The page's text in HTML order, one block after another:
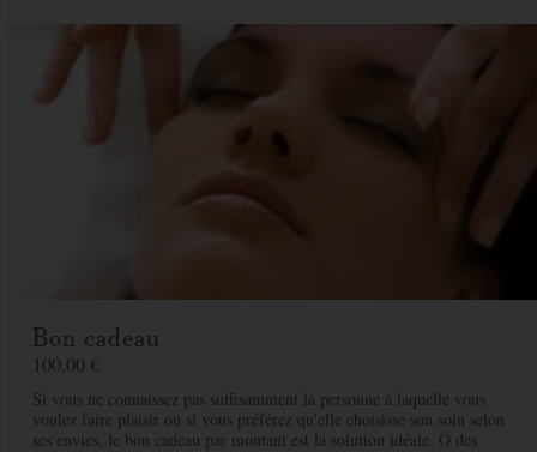
Bon cadeau
100,00 €
Si vous ne connaissez pas suffisamment la personne à laquelle vous
voulez faire plaisir ou si vous préférez qu'elle choisisse son soin selon
ses envies, le bon cadeau par montant est la solution idéale. Ô des